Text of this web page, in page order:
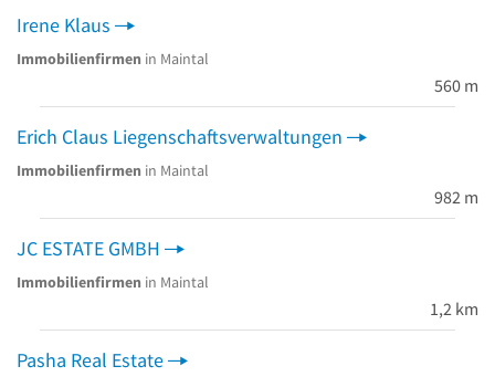
Irene Klaus
Immobilienfirmen in Maintal
560 m
Erich Claus Liegenschaftsverwaltungen
Immobilienfirmen in Maintal
982 m
JC ESTATE GMBH
Immobilienfirmen in Maintal
1,2 km
Pasha Real Estate